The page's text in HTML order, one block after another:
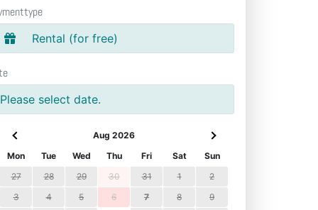
Rental (for free)
Please select date.
Aug 2026
Mon
Tue Wed Thu Fri Sat
Sun
27
28 29 30 31 1
2
3
4 5 6 7 8
9